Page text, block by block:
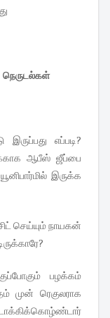
எப்படி?
ஆபீஸ் ஜீப்பை
இருக்க
செய்யும் நாயகன்
பழக்கம்
முன் ரெகுலராக